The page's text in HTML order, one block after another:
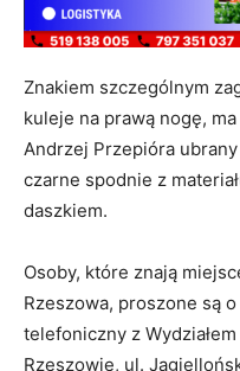
Znakiem szczególnym
kuleje na prawą nogę,
Andrzej Przepióra
czarne spodnie z
daszkiem.
Osoby, które znają
Rzeszowa, proszone są
telefoniczny z
Rzeszowie, ul.